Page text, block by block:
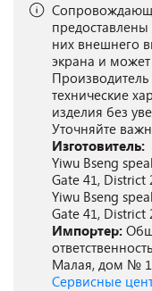
них внешнего
экрана и может
технические
изделия без
Уточняйте
Изготовитель:
Yiwu Bseng
Gate 41, District
Yiwu Bseng
Gate 41, District
Импортер:
Малая, дом № 1
Сервисные